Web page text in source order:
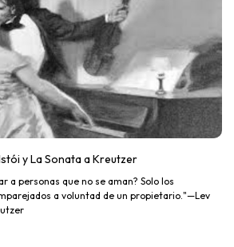
y La Sonata a Kreutzer
a personas que no se aman? Solo los
a voluntad de un propietario."—Lev